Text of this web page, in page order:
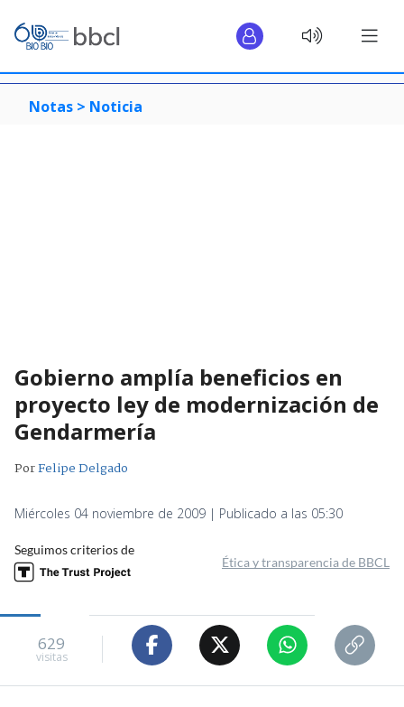
Notas > Noticia
Gobierno amplía beneficios en
proyecto ley de modernización de
Gendarmería
PorFelipe Delgado
Miércoles 04 noviembre de 2009 | Publicado a las 05:30
Seguimos criterios de
Ética y transparencia de BBCL
629
visitas